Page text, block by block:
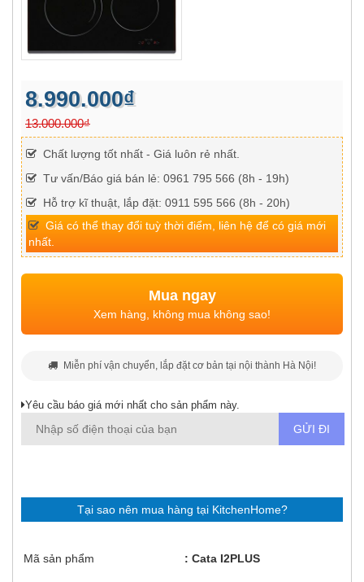
8.990.000₫
13.000.000₫
Chất lượng tốt nhất - Giá luôn rẻ nhất.
Tư vấn/Báo giá bán lẻ: 0961 795 566 (8h - 19h)
Hỗ trợ kĩ thuật, lắp đặt: 0911 595 566 (8h - 20h)
Giá có thể thay đổi tuỳ thời điểm, liên hệ để có giá mới
nhất.
Mua ngay
Xem hàng, không mua không sao!
Miễn phí vận chuyển, lắp đặt cơ bản tại nội thành Hà Nội!
Yêu cầu báo giá mới nhất cho sản phẩm này.
Tại sao nên mua hàng tại KitchenHome?
Mã sản phẩm Cata I2PLUS